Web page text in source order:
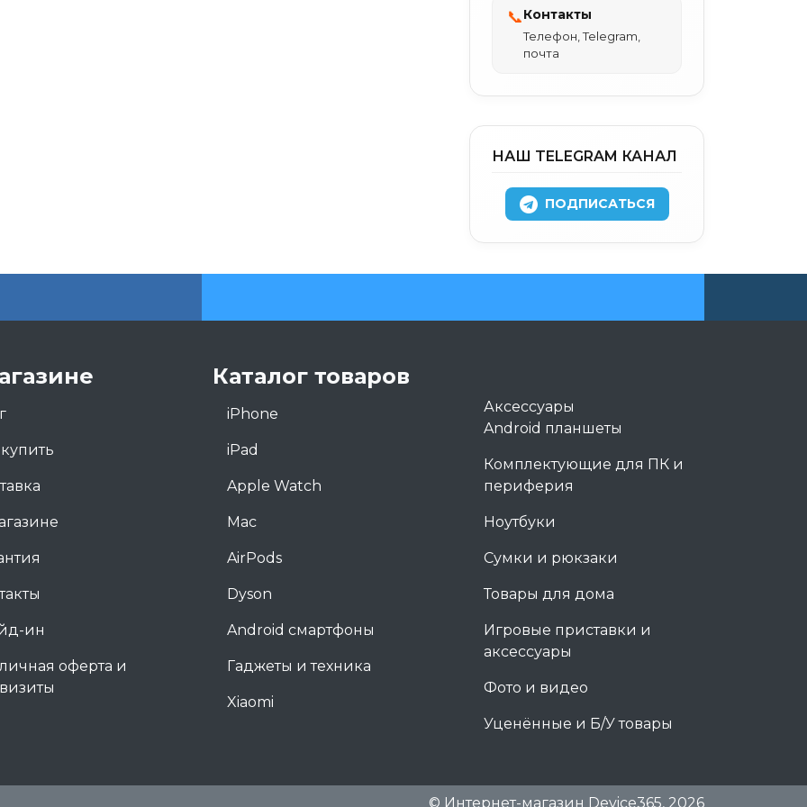
📞Контакты
Телефон, Telegram,
почта
НАШ TELEGRAM КАНАЛ
ПОДПИСАТЬСЯ
ин
оферта и
Каталог товаров
iPhone
iPad
Apple Watch
Mac
AirPods
Dyson
Android смартфоны
Гаджеты и техника
Xiaomi
Аксессуары
Android планшеты
Комплектующие для ПК и
периферия
Ноутбуки
Сумки и рюкзаки
Товары для дома
Игровые приставки и
аксессуары
Фото и видео
Уценённые и Б/У товары
© Интернет-магазин Device365, 2026